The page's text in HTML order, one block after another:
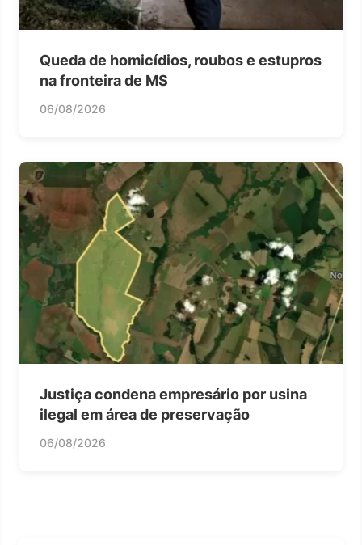
Queda de homicídios, roubos e estupros
na fronteira de MS
06/08/2026
Justiça condena empresário por usina
ilegal em área de preservação
06/08/2026